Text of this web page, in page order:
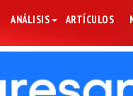
ANÁLISIS ARTÍCULOS